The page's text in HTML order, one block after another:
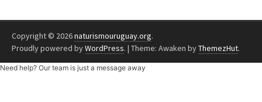
Copyright © 2026naturismouruguay.org.
Proudly powered byWordPress. | Theme: Awaken byThemezHut.
Need help? Our team is just a message away